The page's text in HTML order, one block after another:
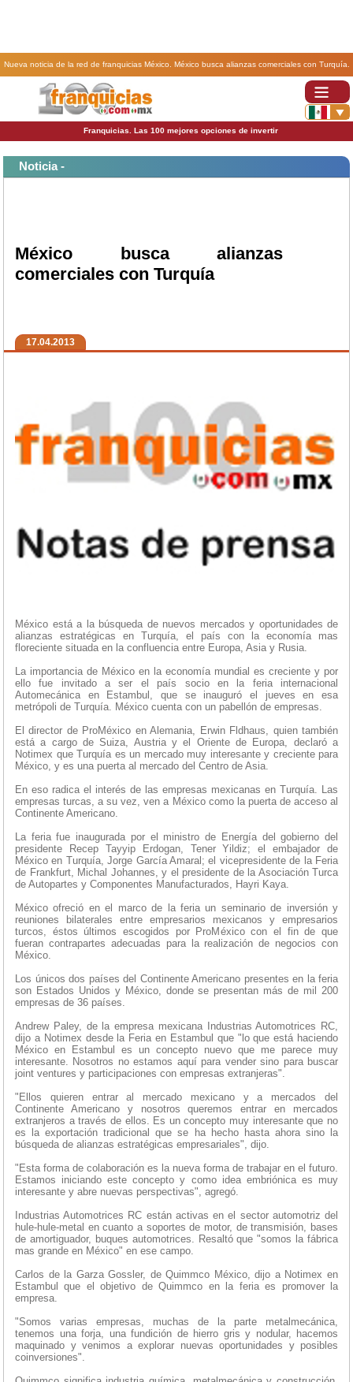
Nueva noticia de la red de franquicias México. México busca alianzas comerciales con Turquía.
Franquicias. Las 100 mejores opciones de invertir
Noticia -
México busca alianzas
comerciales con Turquía
17.04.2013
México está a la búsqueda de nuevos mercados y oportunidades de
alianzas estratégicas en Turquía, el país con la economía mas
floreciente situada en la confluencia entre Europa, Asia y Rusia.
La importancia de México en la economía mundial es creciente y por
ello fue invitado a ser el país socio en la feria internacional
Automecánica en Estambul, que se inauguró el jueves en esa
metrópoli de Turquía. México cuenta con un pabellón de empresas.
El director de ProMéxico en Alemania, Erwin Fldhaus, quien también
está a cargo de Suiza, Austria y el Oriente de Europa, declaró a
Notimex que Turquía es un mercado muy interesante y creciente para
México, y es una puerta al mercado del Centro de Asia.
En eso radica el interés de las empresas mexicanas en Turquía. Las
empresas turcas, a su vez, ven a México como la puerta de acceso al
Continente Americano.
La feria fue inaugurada por el ministro de Energía del gobierno del
presidente Recep Tayyip Erdogan, Tener Yildiz; el embajador de
México en Turquía, Jorge García Amaral; el vicepresidente de la Feria
de Frankfurt, Michal Johannes, y el presidente de la Asociación Turca
de Autopartes y Componentes Manufacturados, Hayri Kaya.
México ofreció en el marco de la feria un seminario de inversión y
reuniones bilaterales entre empresarios mexicanos y empresarios
turcos, éstos últimos escogidos por ProMéxico con el fin de que
fueran contrapartes adecuadas para la realización de negocios con
México.
Los únicos dos países del Continente Americano presentes en la feria
son Estados Unidos y México, donde se presentan más de mil 200
empresas de 36 países.
Andrew Paley, de la empresa mexicana Industrias Automotrices RC,
dijo a Notimex desde la Feria en Estambul que "lo que está haciendo
México en Estambul es un concepto nuevo que me parece muy
interesante. Nosotros no estamos aquí para vender sino para buscar
joint ventures y participaciones con empresas extranjeras".
"Ellos quieren entrar al mercado mexicano y a mercados del
Continente Americano y nosotros queremos entrar en mercados
extranjeros a través de ellos. Es un concepto muy interesante que no
es la exportación tradicional que se ha hecho hasta ahora sino la
búsqueda de alianzas estratégicas empresariales", dijo.
"Esta forma de colaboración es la nueva forma de trabajar en el futuro.
Estamos iniciando este concepto y como idea embriónica es muy
interesante y abre nuevas perspectivas", agregó.
Industrias Automotrices RC están activas en el sector automotriz del
hule-hule-metal en cuanto a soportes de motor, de transmisión, bases
de amortiguador, buques automotrices. Resaltó que "somos la fábrica
mas grande en México" en ese campo.
Carlos de la Garza Gossler, de Quimmco México, dijo a Notimex en
Estambul que el objetivo de Quimmco en la feria es promover la
empresa.
"Somos varias empresas, muchas de la parte metalmecánica,
tenemos una forja, una fundición de hierro gris y nodular, hacemos
maquinado y venimos a explorar nuevas oportunidades y posibles
coinversiones".